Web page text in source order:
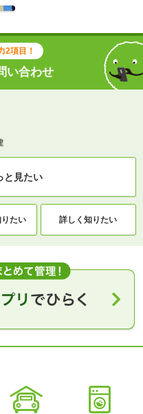
2項目！
い合わせ
と見たい
たい 詳しく知りたい